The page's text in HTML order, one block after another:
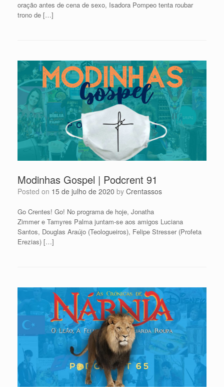
oração antes de cena de sexo, Isadora Pompeo tenta roubar
trono de […]
Modinhas Gospel | Podcrent 91
Posted on 15 de julho de 2020 by Crentassos
Go Crentes! Go! No programa de hoje, Jonatha
Zimmer e Tamyres Palma juntam-se aos amigos Luciana
Santos, Douglas Araújo (Teologueiros), Felipe Stresser (Profeta
Erezias) […]